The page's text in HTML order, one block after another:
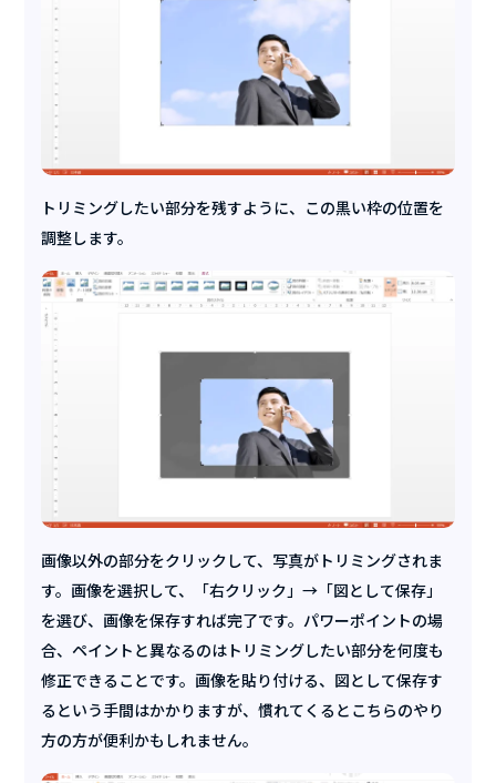
トリミングしたい部分を残すように、この黒い枠の位置を
調整します。
画像以外の部分をクリックして、写真がトリミングされま
す。画像を選択して、「右クリック」→「図として保存」
を選び、画像を保存すれば完了です。パワーポイントの場
合、ペイントと異なるのはトリミングしたい部分を何度も
修正できることです。画像を貼り付ける、図として保存す
るという手間はかかりますが、慣れてくるとこちらのやり
方の方が便利かもしれません。